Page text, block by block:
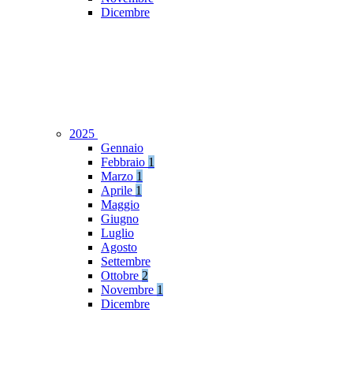
Dicembre
2025
Gennaio
Febbraio 1
Marzo 1
Aprile 1
Maggio
Giugno
Luglio
Agosto
Settembre
Ottobre 2
Novembre 1
Dicembre